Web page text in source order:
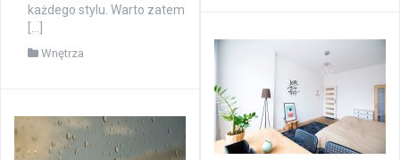
każdego stylu. Warto zatem
[…]
Wnętrza